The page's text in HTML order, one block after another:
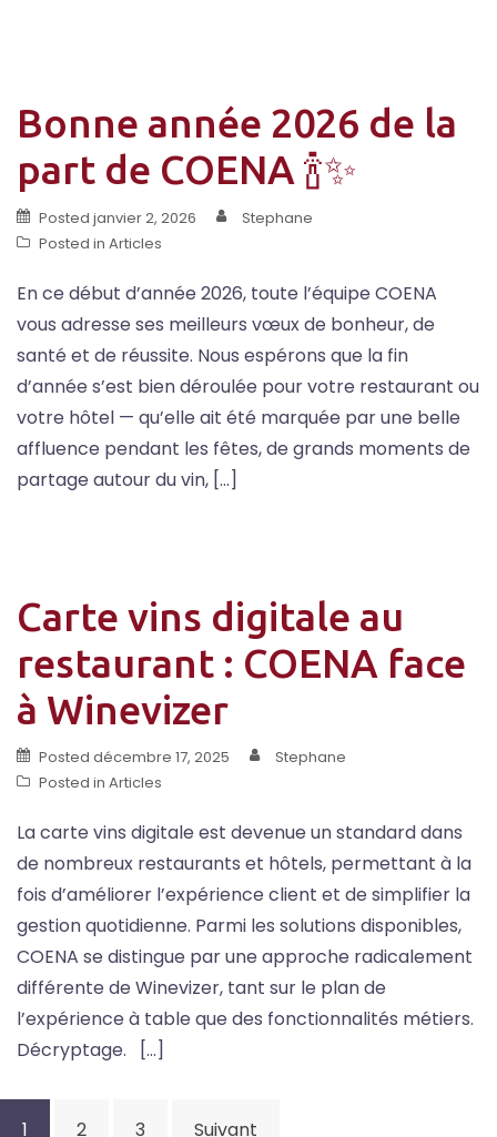
Bonne année 2026 de la
part de COENA 🍾✨
Posted janvier 2, 2026
Stephane
Posted in Articles
En ce début d’année 2026, toute l’équipe COENA
vous adresse ses meilleurs vœux de bonheur, de
santé et de réussite. Nous espérons que la fin
d’année s’est bien déroulée pour votre restaurant ou
votre hôtel — qu’elle ait été marquée par une belle
affluence pendant les fêtes, de grands moments de
partage autour du vin, […]
Carte vins digitale au
restaurant : COENA face
à Winevizer
Posted décembre 17, 2025
Stephane
Posted in Articles
La carte vins digitale est devenue un standard dans
de nombreux restaurants et hôtels, permettant à la
fois d’améliorer l’expérience client et de simplifier la
gestion quotidienne. Parmi les solutions disponibles,
COENA se distingue par une approche radicalement
différente de Winevizer, tant sur le plan de
l’expérience à table que des fonctionnalités métiers.
Décryptage. […]
Pagination
1 2 3 Suivant